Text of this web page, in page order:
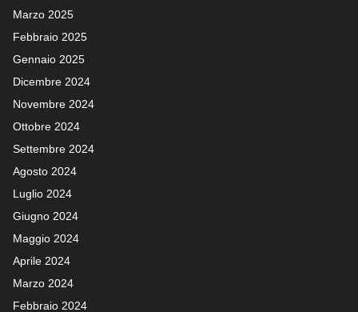
Marzo 2025
Febbraio 2025
Gennaio 2025
Dicembre 2024
Novembre 2024
Ottobre 2024
Settembre 2024
Agosto 2024
Luglio 2024
Giugno 2024
Maggio 2024
Aprile 2024
Marzo 2024
Febbraio 2024